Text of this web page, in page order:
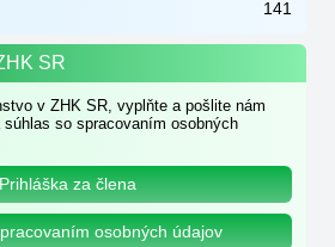
141
SR
v ZHK SR, vyplňte a pošlite nám
so spracovaním osobných
za člena
osobných údajov